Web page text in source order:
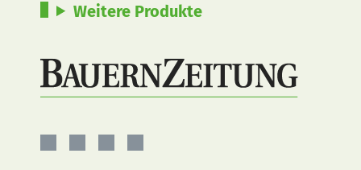
Weitere Produkte